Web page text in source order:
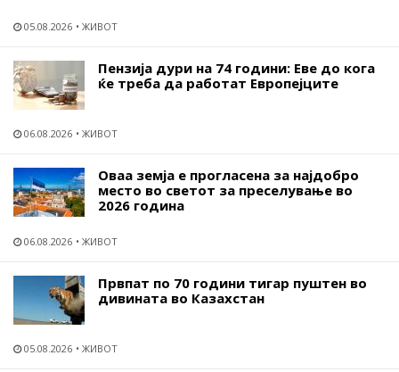
05.08.2026 ЖИВОТ
Пензија дури на 74 години: Еве до кога
ќе треба да работат Европејците
06.08.2026 ЖИВОТ
Оваа земја е прогласена за најдобро
место во светот за преселување во
2026 година
06.08.2026 ЖИВОТ
Првпат по 70 години тигар пуштен во
дивината во Казахстан
05.08.2026 ЖИВОТ